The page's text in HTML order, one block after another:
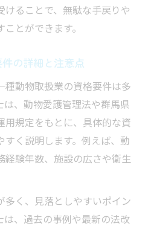
ることで、無駄な手戻りや
とができます。
の詳細と注意点
種動物取扱業の資格要件は多
、動物愛護管理法や群馬県
用規定をもとに、具体的な資
く説明します。例えば、動
経験年数、施設の広さや衛生
多く、見落としやすいポイン
は、過去の事例や最新の法改